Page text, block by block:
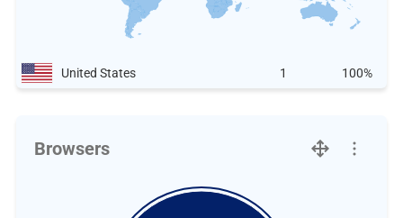
United States 1 100%
Browsers